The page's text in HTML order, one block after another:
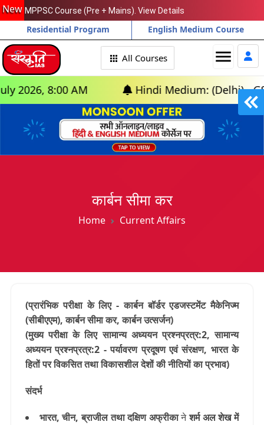
New MPPSC Course (Pre + Mains). View Details
Residential Program English Medium Course
menu
All Courses
AM Hindi Medium: (Delhi) - GS
कार्बन सीमा कर
Home Current Affairs
(प्रारंभिक परीक्षा के लिए - कार्बन बॉर्डर एडजस्टमेंट मैकेनिज्म
(सीबीएएम), कार्बन सीमा कर, कार्बन उत्सर्जन)
(मुख्य परीक्षा के लिए सामान्य अध्ययन प्रश्नप्रत्र:2, सामान्य
अध्ययन प्रश्नप्रत्र:2 - पर्यावरण प्रदूषण एवं संरक्षण, भारत के
हितों पर विकसित तथा विकासशील देशों की नीतियों का प्रभाव)
संदर्भ
भारत, चीन, ब्राजील तथा दक्षिण अफ्रीकानेशर्म अल शेख में